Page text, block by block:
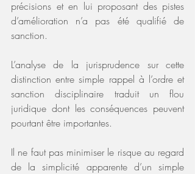
précisions et en lui proposant des pistes
d’amélioration n’a pas été qualifié de
sanction.
L’analyse de la jurisprudence sur cette
distinction entre simple rappel à l’ordre et
sanction disciplinaire traduit un flou
juridique dont les conséquences peuvent
pourtant être importantes.
Il ne faut pas minimiser le risque au regard
de la simplicité apparente d’un simple